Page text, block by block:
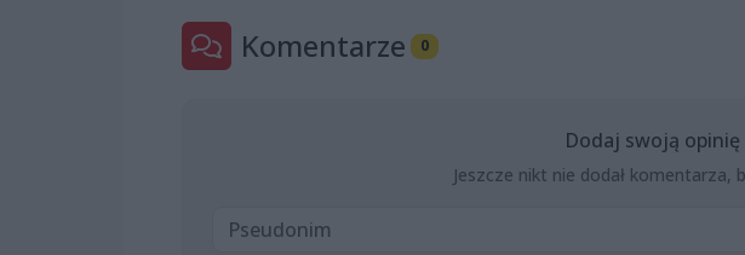
Komentarze 0
Dodaj swoją opinię
Jeszcze nikt nie dodał komentarza,